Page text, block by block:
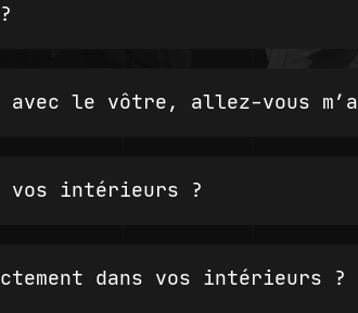
le vôtre, allez-vous
vos intérieurs ?
dans vos intérieurs ?